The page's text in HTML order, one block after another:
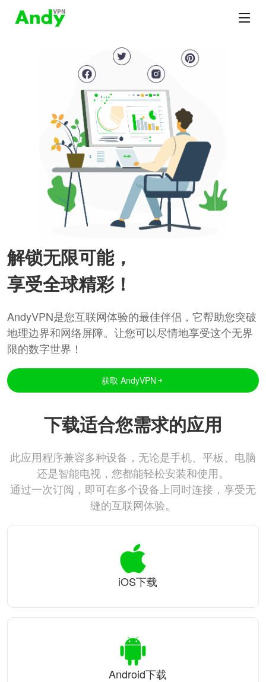
解锁无限可能，
享受全球精彩！
AndyVPN是您互联网体验的最佳伴侣，它帮助您突破
地理边界和网络屏障。让您可以尽情地享受这个无界
限的数字世界！
获取 AndyVPN
下载适合您需求的应用
此应用程序兼容多种设备，无论是手机、平板、电脑
还是智能电视，您都能轻松安装和使用。
通过一次订阅，即可在多个设备上同时连接，享受无
缝的互联网体验。
iOS下载
Android下载